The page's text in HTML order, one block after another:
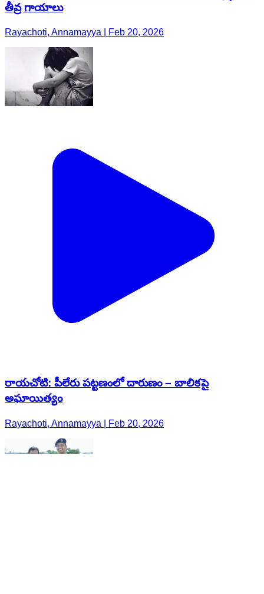
తీవ్ర గాయాలు
Rayachoti, Annamayya | Feb 20, 2026
రాయచోటి: పీలేరు పట్టణంలో దారుణం – బాలికపై
అఘాయిత్యం
Rayachoti, Annamayya | Feb 20, 2026